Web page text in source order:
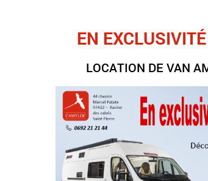
EN
LOCATION DE VAN